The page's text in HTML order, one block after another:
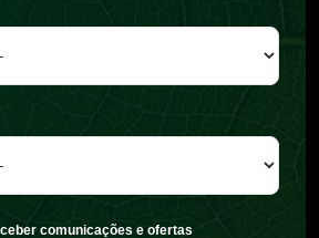
comunicações e ofertas